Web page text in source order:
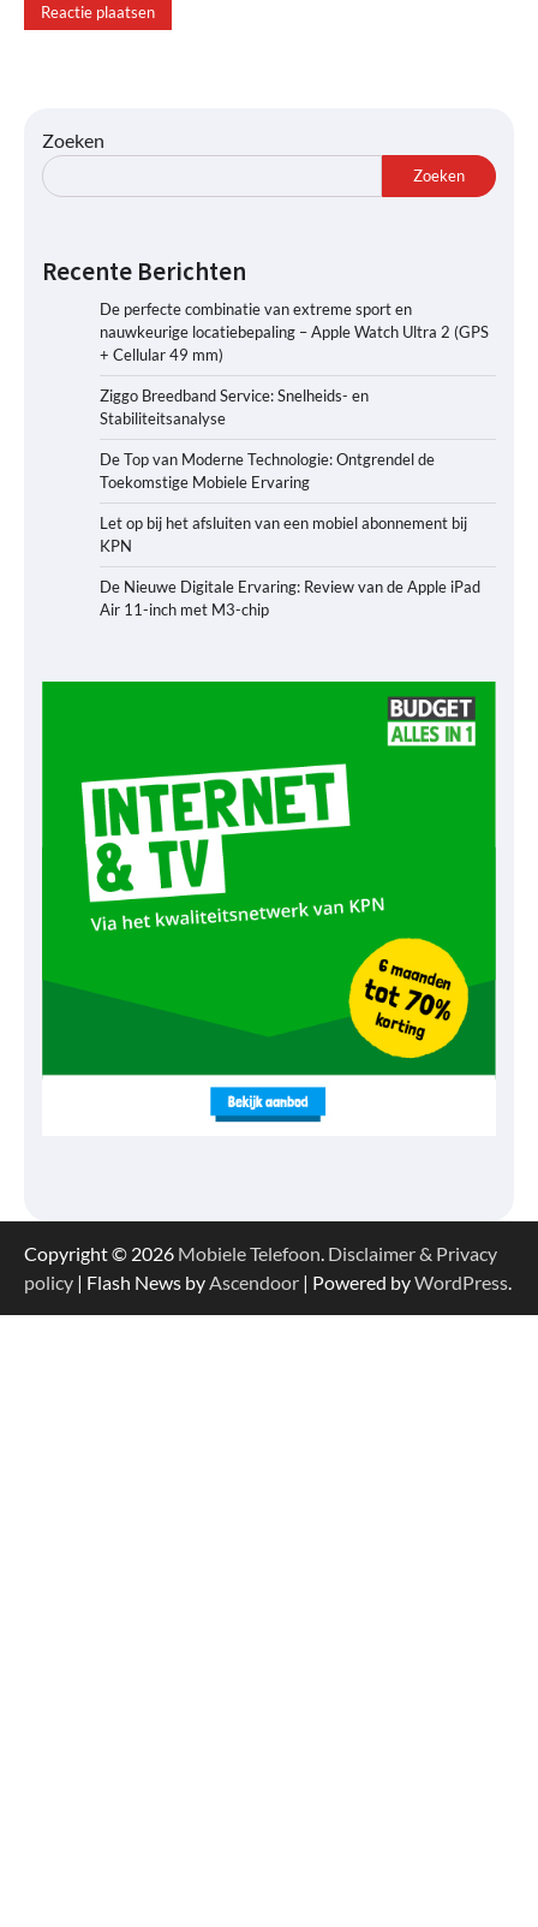
Zoeken
Zoeken
Recente Berichten
De perfecte combinatie van extreme sport en
nauwkeurige locatiebepaling – Apple Watch Ultra 2 (GPS
+ Cellular 49 mm)
Ziggo Breedband Service: Snelheids- en
Stabiliteitsanalyse
De Top van Moderne Technologie: Ontgrendel de
Toekomstige Mobiele Ervaring
Let op bij het afsluiten van een mobiel abonnement bij
KPN
De Nieuwe Digitale Ervaring: Review van de Apple iPad
Air 11-inch met M3-chip
Copyright © 2026 Mobiele Telefoon Disclaimer & Privacy
policy | Flash News by Ascendoor | Powered byWordPress